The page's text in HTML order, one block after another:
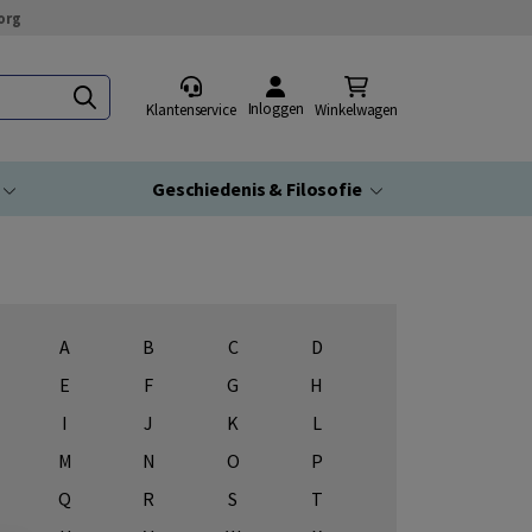
Klantenservice Inloggen Winkelwagen
Geschiedenis & Filosofie
A B C
D
E
F G
H
I
J K
L
M
N O
P
Q
R S
T